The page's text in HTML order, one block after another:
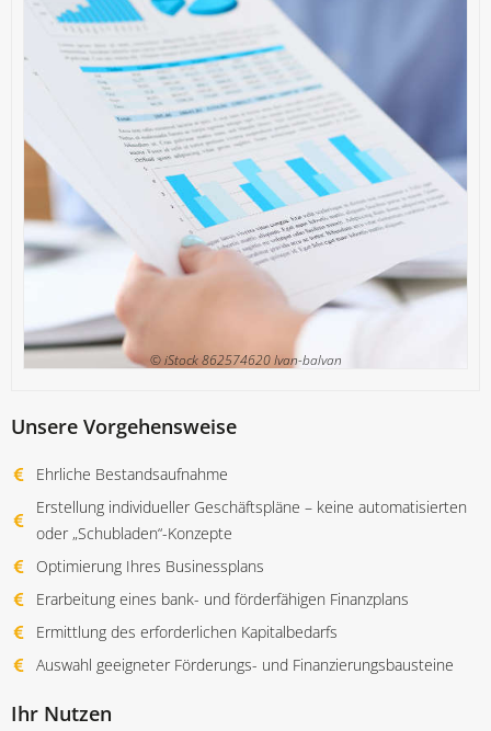
© iStock 862574620 Ivan-balvan
Unsere Vorgehensweise
Ehrliche Bestandsaufnahme
Erstellung individueller Geschäftspläne – keine automatisierten
oder „Schubladen“-Konzepte
Optimierung Ihres Businessplans
Erarbeitung eines bank- und förderfähigen Finanzplans
Ermittlung des erforderlichen Kapitalbedarfs
Auswahl geeigneter Förderungs- und Finanzierungsbausteine
Ihr Nutzen